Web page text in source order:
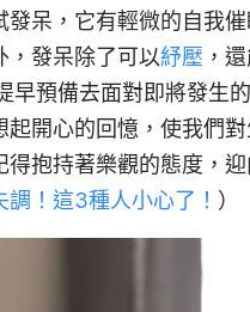
呆，它有輕微的自我
，發呆除了可以紓壓 ，
早預備去面對即將發生的
開心的回憶，使我們
得抱持著樂觀的態度，
！這3種人小心了！ ）